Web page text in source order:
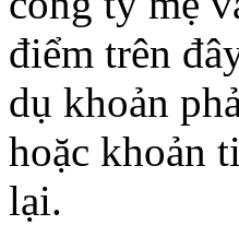
điểm trên
dụ khoản
hoặc khoản
lại.